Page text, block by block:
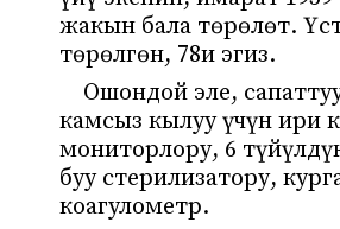
жакын бала төрөлөт.
төрөлгөн, 78и эгиз.
Ошондой эле,
камсыз кылуу үчүн ири
мониторлору, 6
буу стерилизатору,
коагулометр.